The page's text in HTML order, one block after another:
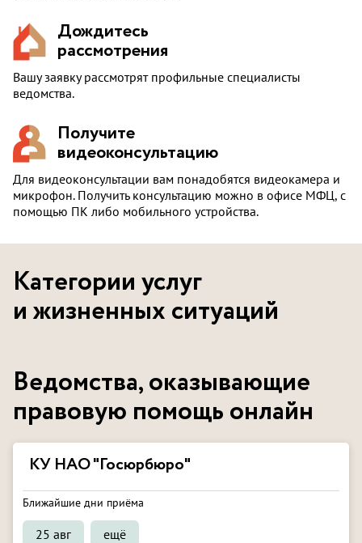
Дождитесь
рассмотрения
Вашу заявку рассмотрят профильные специалисты
ведомства.
Получите
видеоконсультацию
Для видеоконсультации вам понадобятся видеокамера и
микрофон. Получить консультацию можно в офисе МФЦ, с
помощью ПК либо мобильного устройства.
Категории услуг
и жизненных ситуаций
Ведомства, оказывающие
правовую помощь онлайн
КУ НАО "Госюрбюро"
Ближайшие дни приёма
25 авг ещё